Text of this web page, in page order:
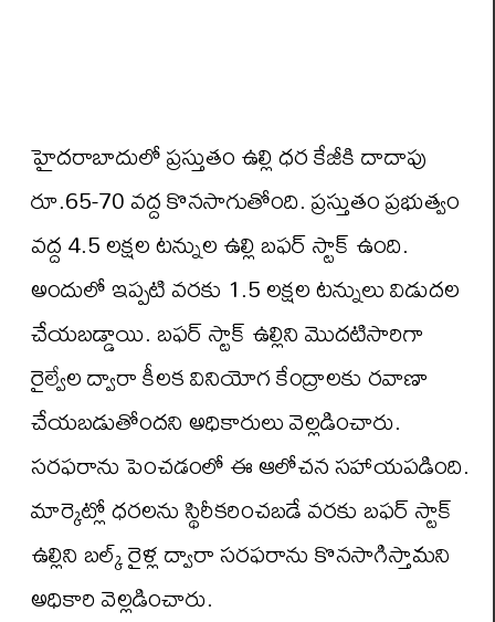
హైదరాబాదులో ప్రస్తుతం ఉల్లి ధర కేజీకి దాదాపు
రూ.65-70 వద్ద కొనసాగుతోంది. ప్రస్తుతం ప్రభుత్వం
వద్ద 4.5 లక్షల టన్నుల ఉల్లి బఫర్ స్టాక్ ఉంది.
అందులో ఇప్పటి వరకు 1.5 లక్షల టన్నులు విడుదల
చేయబడ్డాయి. బఫర్ స్టాక్ ఉల్లిని మొదటిసారిగా
రైల్వేల ద్వారా కీలక వినియోగ కేంద్రాలకు రవాణా
చేయబడుతోందని అధికారులు వెల్లడించారు.
సరఫరాను పెంచడంలో ఈ ఆలోచన సహాయపడింది.
మార్కెట్లో ధరలను స్థిరీకరించబడే వరకు బఫర్ స్టాక్
ఉల్లిని బల్క్ రైళ్ల ద్వారా సరఫరాను కొనసాగిస్తామని
అధికారి వెల్లడించారు.